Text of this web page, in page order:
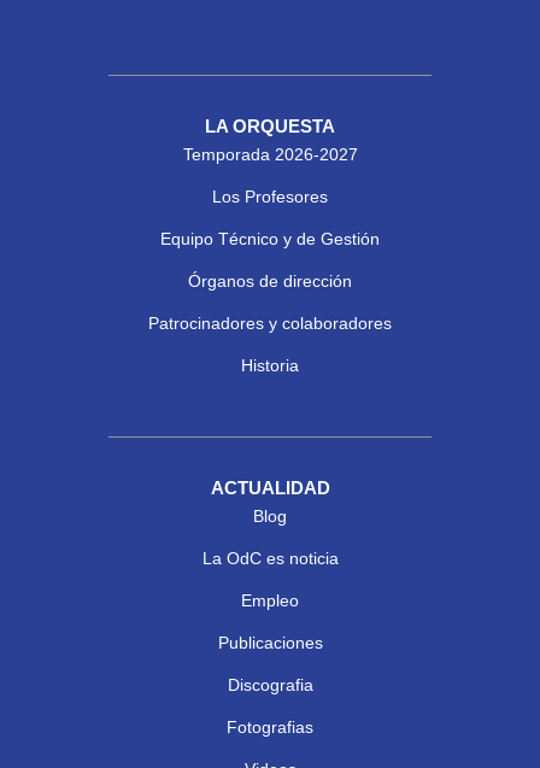
LA ORQUESTA
Temporada 2026-2027
Los Profesores
Equipo Técnico y de Gestión
Órganos de dirección
Patrocinadores y colaboradores
Historia
ACTUALIDAD
Blog
La OdC es noticia
Empleo
Publicaciones
Discografia
Fotografias